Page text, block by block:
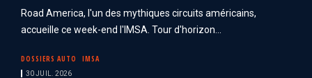
Road America, l'un des mythiques circuits américains,
accueille ce week-end l'IMSA. Tour d'horizon...
DOSSIERS AUTO IMSA
30 JUIL. 2026